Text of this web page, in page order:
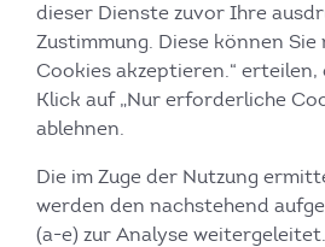
dieser Dienste zuvor Ihre
Zustimmung. Diese können Sie
Cookies akzeptieren.“
Klick auf „Nur erforderliche
ablehnen.
Die im Zuge der Nutzung
werden den nachstehend
(a-e) zur Analyse